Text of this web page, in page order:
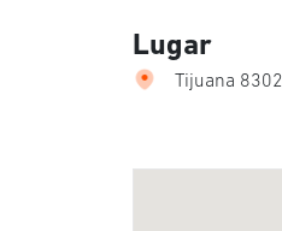
Lugar
Tijuana